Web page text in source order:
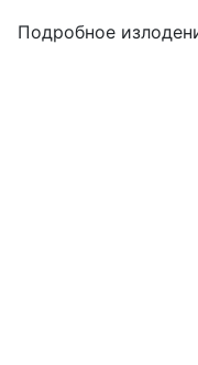
Подробное